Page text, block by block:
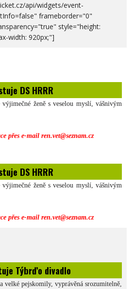
api/widgets/event-
frameborder="0"
style="height:
width: 920px;"]
DS HRRR
ženě s veselou myslí, vášnivým
přes e-mail ren.vet@seznam.cz
DS HRRR
ženě s veselou myslí, vášnivým
přes e-mail ren.vet@seznam.cz
Týbrďo divadlo
velké pejskomily, vyprávěná srozumitelně,